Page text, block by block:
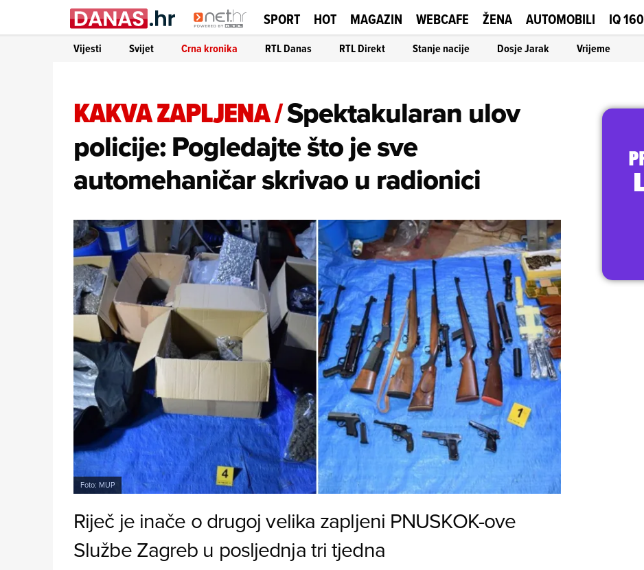
SPORT HOT MAGAZIN WEBCAFE ŽENA AUTOMOBILI IQ 160
Vijesti Svijet Crna kronika RTL Danas RTL Direkt Stanje nacije Dosje Jarak Vrijeme
KAKVA ZAPLJENA/Spektakularan ulov
policije: Pogledajte što je sve
automehaničar skrivao u radionici
Foto: MUP
Riječ je inače o drugoj velika zapljeni PNUSKOK-ove
Službe Zagreb u posljednja tri tjedna